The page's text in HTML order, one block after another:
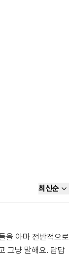
최신순
을 아마 전반적으로
그냥 말해요. 답답